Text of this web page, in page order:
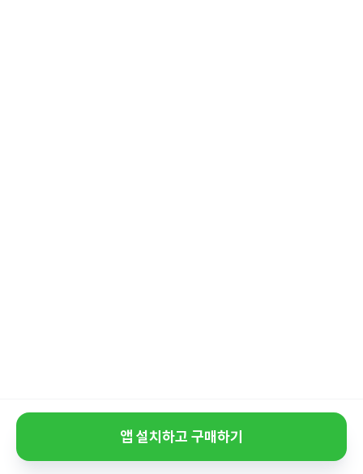
앱 설치하고 구매하기